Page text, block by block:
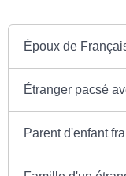
Époux de
Étranger pacsé
Parent d'enfant